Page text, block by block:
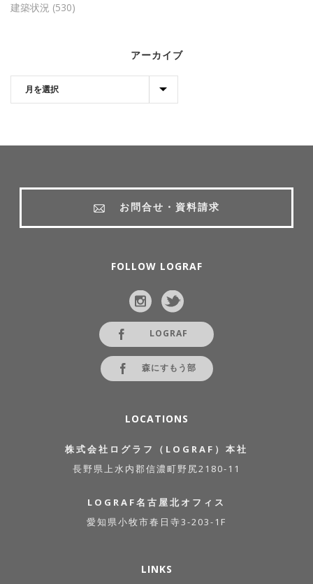
建築状況 (530)
アーカイブ
お問合せ・資料請求
FOLLOW LOGRAF
LOGRAF
森にすもう部
LOCATIONS
株式会社ログラフ（LOGRAF）本社
長野県上水内郡信濃町野尻2180-11
LOGRAF名古屋北オフィス
愛知県小牧市春日寺3-203-1F
LINKS